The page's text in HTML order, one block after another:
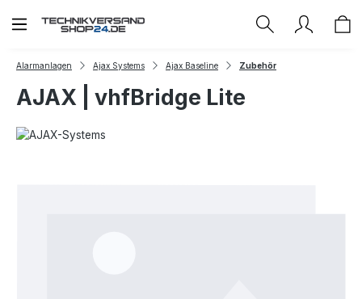
Zum Hauptinhalt springen
Alarmanlagen Ajax Systems Ajax Baseline Zubehör
AJAX | vhfBridge Lite